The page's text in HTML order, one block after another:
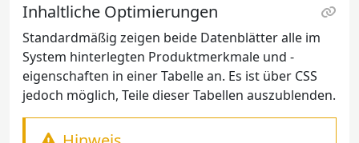
Inhaltliche Optimierungen
Standardmäßig zeigen beide Datenblätter alle im
System hinterlegten Produktmerkmale und -
eigenschaften in einer Tabelle an. Es ist über CSS
jedoch möglich, Teile dieser Tabellen auszublenden.